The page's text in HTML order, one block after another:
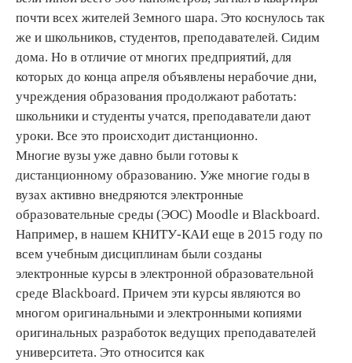
почти всех жителей Земного шара. Это коснулось так
же и школьников, студентов, преподавателей. Сидим
дома. Но в отличие от многих предприятий, для
которых до конца апреля объявлены нерабочие дни,
учреждения образования продолжают работать:
школьники и студенты учатся, преподаватели дают
уроки. Все это происходит дистанционно.
Многие вузы уже давно были готовы к
дистанционному образованию. Уже многие годы в
вузах активно внедряются электронные
образовательные среды (ЭОС) Moodle и Blackboard.
Например, в нашем КНИТУ-КАИ еще в 2015 году по
всем учебным дисциплинам были созданы
электронные курсы в электронной образовательной
среде Blackboard. Причем эти курсы являются во
многом оригинальными и электронными копиями
оригинальных разработок ведущих преподавателей
университета. Это относится как